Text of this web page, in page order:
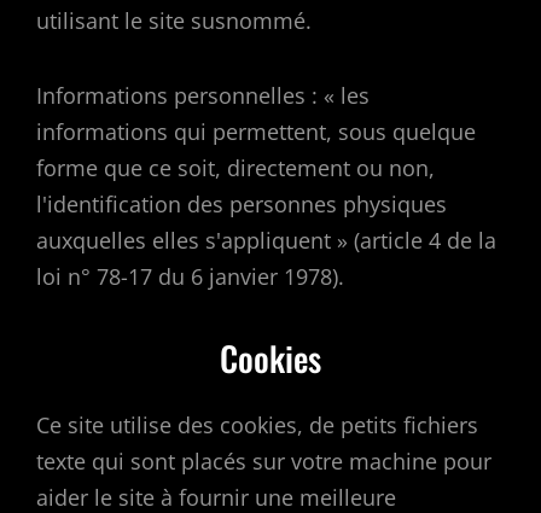
utilisant le site susnommé.
Informations personnelles : « les
informations qui permettent, sous quelque
forme que ce soit, directement ou non,
l'identification des personnes physiques
auxquelles elles s'appliquent » (article 4 de la
loi n° 78-17 du 6 janvier 1978).
Cookies
Ce site utilise des cookies, de petits fichiers
texte qui sont placés sur votre machine pour
aider le site à fournir une meilleure